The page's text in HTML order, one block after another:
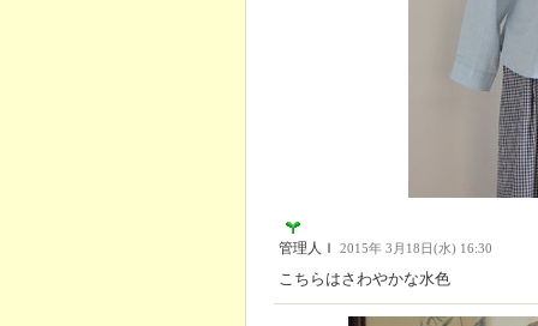
管理人Ｉ 2015年 3月18日(水) 16:30
こちらはさわやかな水色